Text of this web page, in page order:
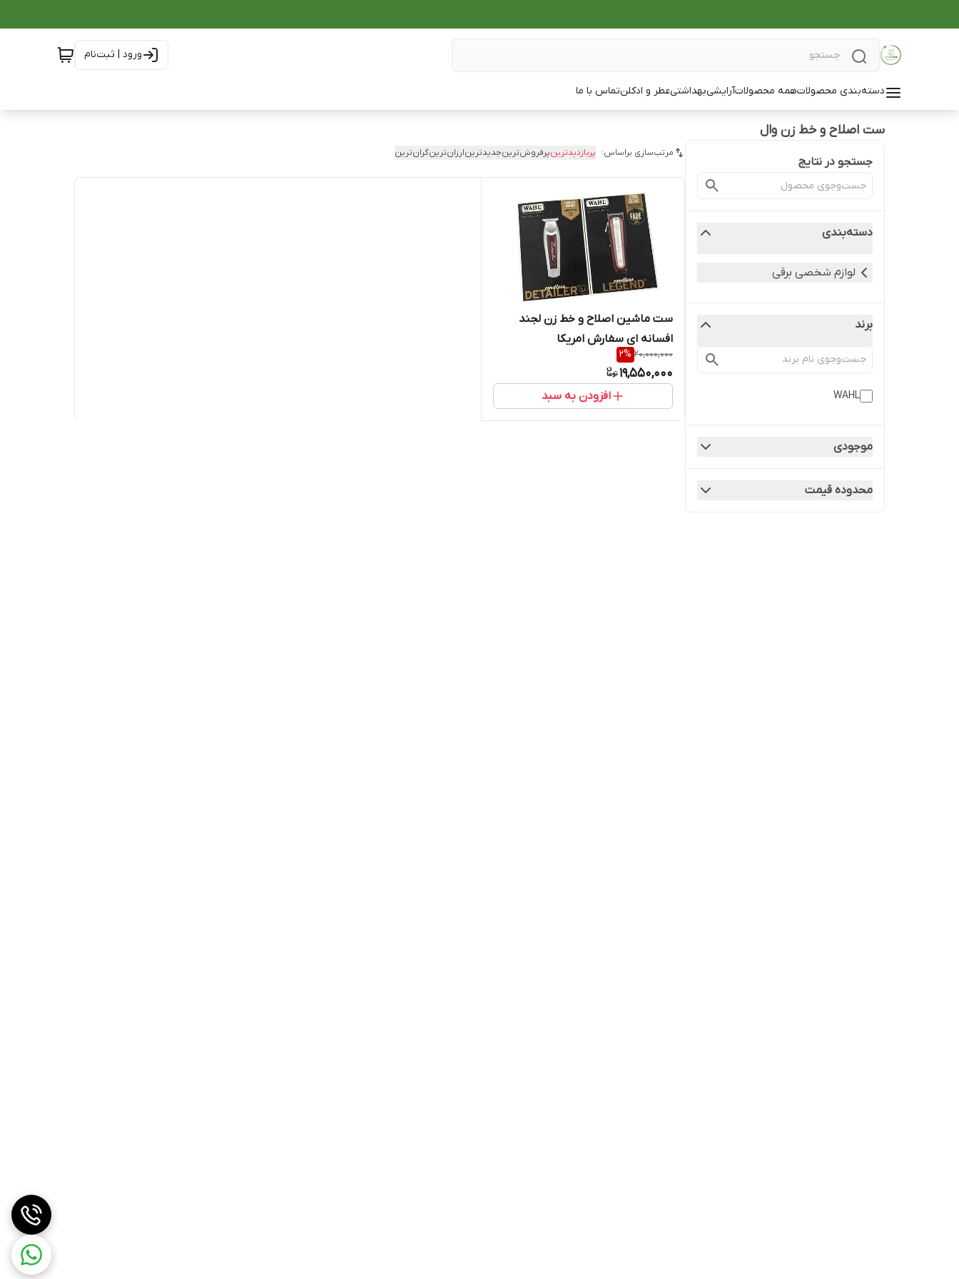
ورود | ثبت‌نام
دسته‌بندی محصولاتهمه محصولاتآرایشیبهداشتیعطر و ادکلنتماس با ما
ست اصلاح و خط زن وال
جستجو در نتایج
دسته‌بندی
لوازم شخصی برقی
برند
WAHL
موجودی
محدوده قیمت
مرتب‌سازی براساس: پربازدیدترینپرفروش‌ترینجدیدترینارزان‌ترینگران‌ترین
ست ماشین اصلاح و خط زن لجند
افسانه ای سفارش امریکا
20,000,000
2%
19,550,000
افزودن به سبد